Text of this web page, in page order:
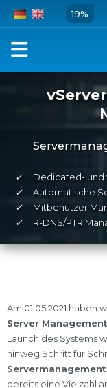
19%
✓
Dedicated- und
✓
Automatische
✓
Mitbenutzer
✓
R-DNS/PTR
Am 01.05.2021 haben
Server
Launch des Systems
hinweg Schritt für
Servermanagement
bereits eine Vielzahl